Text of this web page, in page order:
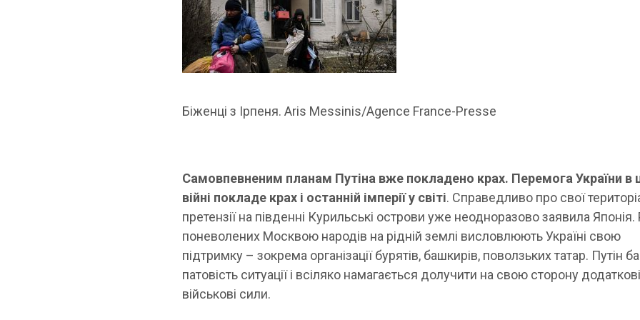
Біженці з Ірпеня.Aris Messinis/Agence France-Presse
Самовпевненим планам Путіна вже покладено крах. Перемога України в
війні покладе крах і останній імперії у світі. Справедливо про свої
претензії на південні Курильські острови уже неодноразово заявила Японія.
поневолених Москвою народів на рідній землі висловлюють Україні свою
підтримку – зокрема організації бурятів, башкирів, поволзьких татар. Путін
патовість ситуації і всіляко намагається долучити на свою сторону додаткові
військові сили.